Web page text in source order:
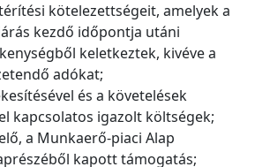
kötelezettségeit, amelyek a
kezdő időpontja utáni
keletkeztek, kivéve a
adókat;
és a követelések
kapcsolatos igazolt költségek;
a Munkaerő-piaci Alap
kapott támogatás;